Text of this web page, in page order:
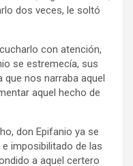
dos veces, le soltó
con atención,
se estremecía, sus
nos narraba aquel
aquel hecho de
don Epifanio ya se
imposibilitado de las
a aquel certero